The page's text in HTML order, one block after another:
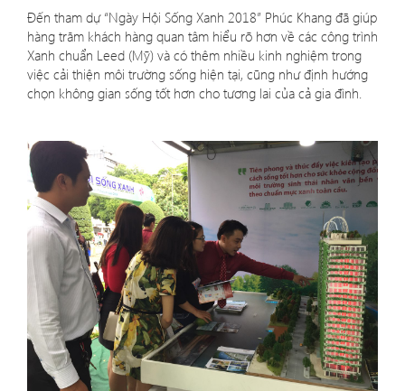
Đến tham dự “Ngày Hội Sống Xanh 2018” Phúc Khang đã giúp
hàng trăm khách hàng quan tâm hiểu rõ hơn về các công trình
Xanh chuẩn Leed (Mỹ) và có thêm nhiều kinh nghiệm trong
việc cải thiện môi trường sống hiện tại, cũng như định hướng
chọn không gian sống tốt hơn cho tương lai của cả gia đình.